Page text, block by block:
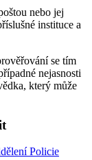
nebo jej
instituce a
se tím
nejasnosti
který může
Policie